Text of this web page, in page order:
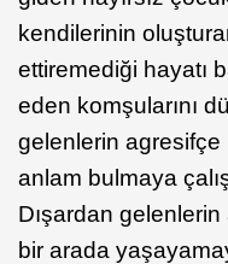
kendilerinin
ettiremediği hayatı
eden komşularını
gelenlerin
anlam bulmaya
Dışardan gelenlerin
bir arada